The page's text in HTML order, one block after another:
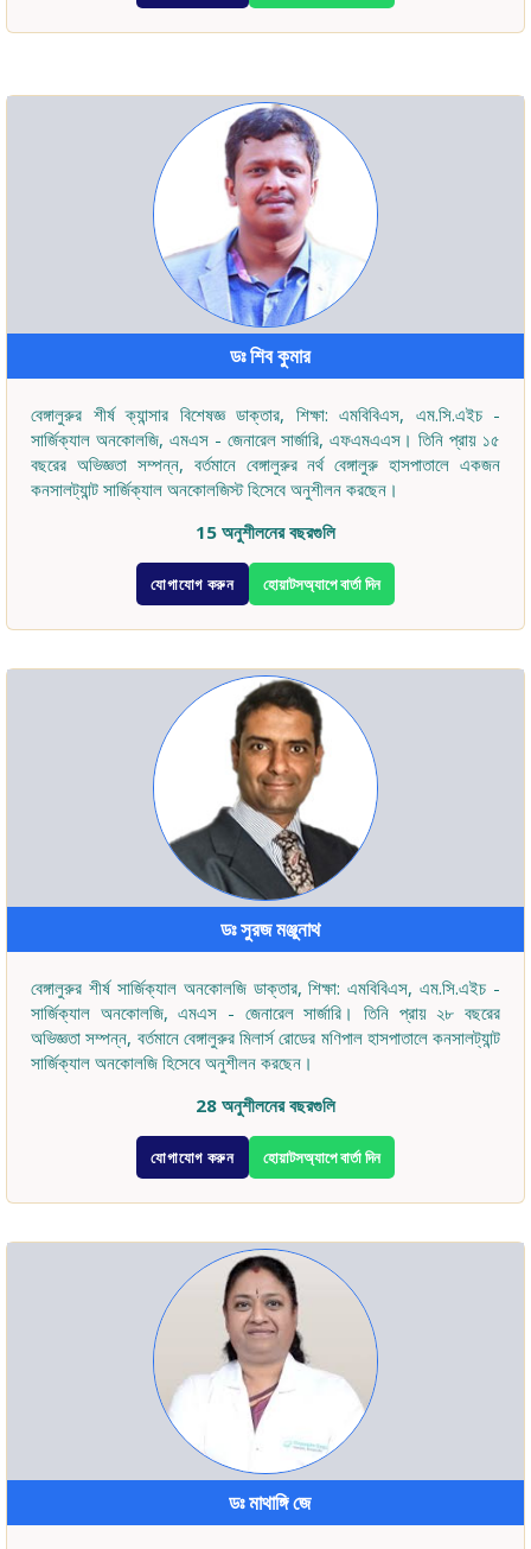
ডঃ শিব কুমার
বেঙ্গালুরুর শীর্ষ ক্যান্সার বিশেষজ্ঞ ডাক্তার, শিক্ষা: এমবিবিএস, এম.সি.এইচ -
সার্জিক্যাল অনকোলজি, এমএস - জেনারেল সার্জারি, এফএমএএস। তিনি প্রায় ১৫
বছরের অভিজ্ঞতা সম্পন্ন, বর্তমানে বেঙ্গালুরুর নর্থ বেঙ্গালুরু হাসপাতালে একজন
কনসালট্যান্ট সার্জিক্যাল অনকোলজিস্ট হিসেবে অনুশীলন করছেন।
15 অনুশীলনের বছরগুলি
যোগাযোগ করুন হোয়াটসঅ্যাপে বার্তা দিন
ডঃ সুরজ মঞ্জুনাথ
বেঙ্গালুরুর শীর্ষ সার্জিক্যাল অনকোলজি ডাক্তার, শিক্ষা: এমবিবিএস, এম.সি.এইচ -
সার্জিক্যাল অনকোলজি, এমএস - জেনারেল সার্জারি। তিনি প্রায় ২৮ বছরের
অভিজ্ঞতা সম্পন্ন, বর্তমানে বেঙ্গালুরুর মিলার্স রোডের মণিপাল হাসপাতালে কনসালট্যান্ট
সার্জিক্যাল অনকোলজি হিসেবে অনুশীলন করছেন।
28 অনুশীলনের বছরগুলি
যোগাযোগ করুন হোয়াটসঅ্যাপে বার্তা দিন
ডঃ মাথাঙ্গি জে